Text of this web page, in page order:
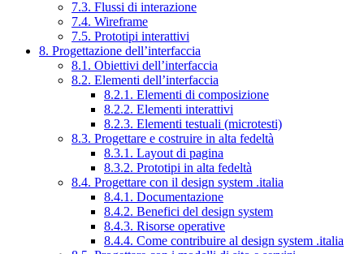
7.3. Flussi di interazione
7.4. Wireframe
7.5. Prototipi interattivi
8. Progettazione dell’interfaccia
8.1. Obiettivi dell’interfaccia
8.2. Elementi dell’interfaccia
8.2.1. Elementi di composizione
8.2.2. Elementi interattivi
8.2.3. Elementi testuali (microtesti)
8.3. Progettare e costruire in alta fedeltà
8.3.1. Layout di pagina
8.3.2. Prototipi in alta fedeltà
8.4. Progettare con il design system .italia
8.4.1. Documentazione
8.4.2. Benefici del design system
8.4.3. Risorse operative
8.4.4. Come contribuire al design system .italia